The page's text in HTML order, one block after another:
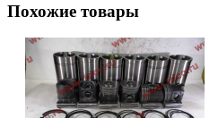
Похожие товары